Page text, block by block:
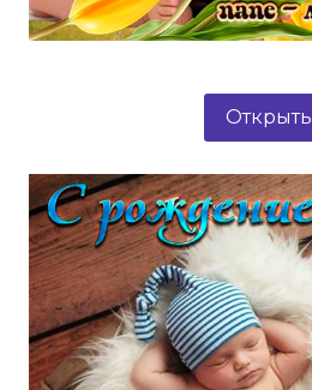
Открыть